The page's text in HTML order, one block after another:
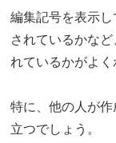
編集記号を表示
されているかな
れているかがよく
特に、他の人が
立つでしょう。